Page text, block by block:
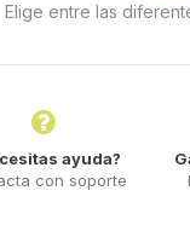
Elige entre las
ayuda?
con soporte